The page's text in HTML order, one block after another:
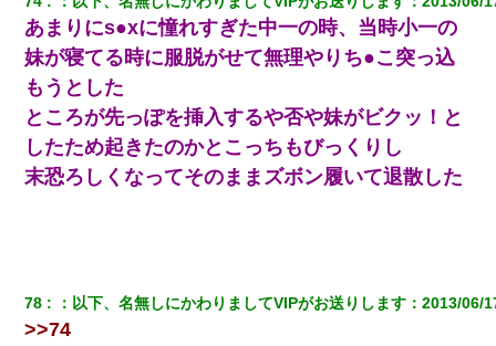
あまりにs●xに憧れすぎた中一の時、当時小一の
妹が寝てる時に服脱がせて無理やりち●こ突っ込
もうとした
ところが先っぽを挿入するや否や妹がビクッ！と
したため起きたのかとこっちもびっくりし
末恐ろしくなってそのままズボン履いて退散した
78 ： 以下、名無しにかわりましてVIPがお送りします ：2013/06/
>>74